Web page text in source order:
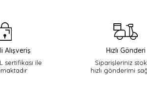
Alışveriş
sertifikası ile
Hızlı Gönderi
Siparişleriniz
hızlı gönderimi